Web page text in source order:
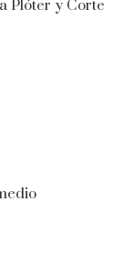
Plóter y Corte